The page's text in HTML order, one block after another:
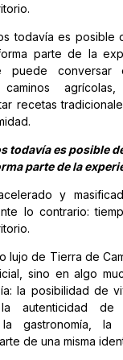
todavía es posible
parte de la
puede conversar
recetas
todavía es posible
parte de la
y
lo contrario:
lujo de Tierra de
sino en algo
la posibilidad de
la autenticidad
gastronomía, la
de una misma